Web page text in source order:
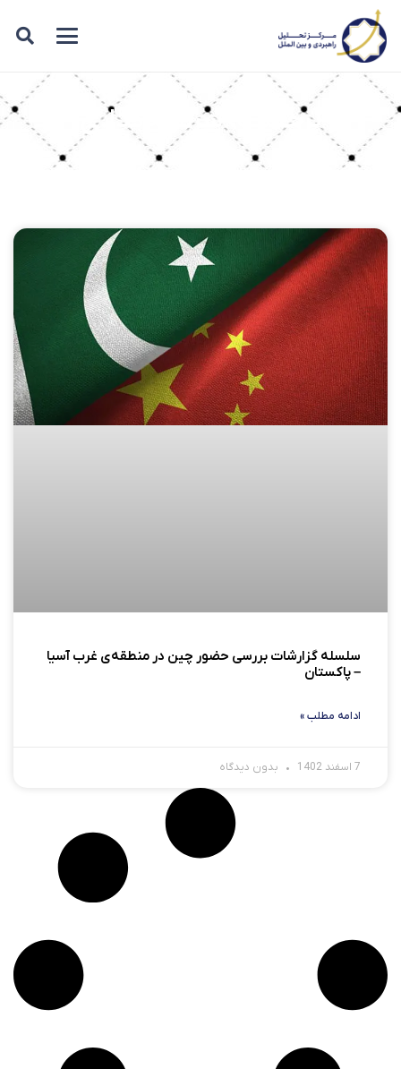
برچسب: سرمایه‌گذاری
سلسله گزارشات بررسی حضور چین در منطقه‌ی غرب آسیا
– پاکستان
ادامه مطلب »
7 اسفند 1402 بدون دیدگاه